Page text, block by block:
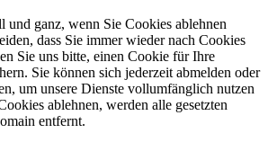
und ganz, wenn Sie Cookies ablehnen
dass Sie immer wieder nach Cookies
Sie uns bitte, einen Cookie für Ihre
Sie können sich jederzeit abmelden oder
um unsere Dienste vollumfänglich nutzen
ablehnen, werden alle gesetzten
entfernt.